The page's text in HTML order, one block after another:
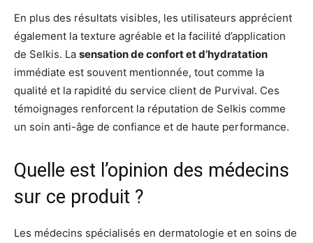
En plus des résultats visibles, les utilisateurs apprécient
également la texture agréable et la facilité d’application
de Selkis. La sensation de confort et d’hydratation
immédiate est souvent mentionnée, tout comme la
qualité et la rapidité du service client de Purvival. Ces
témoignages renforcent la réputation de Selkis comme
un soin anti-âge de confiance et de haute performance.
Quelle est l’opinion des médecins
sur ce produit ?
Les médecins spécialisés en dermatologie et en soins de